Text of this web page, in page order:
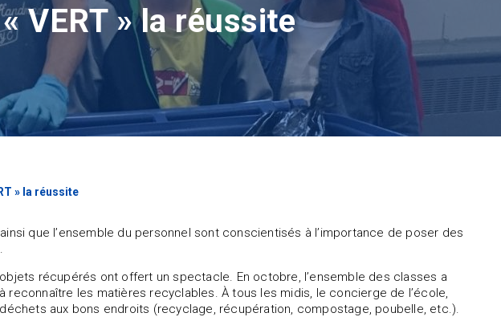
VERT » la réussite
» la réussite
que l’ensemble du personnel sont conscientisés à l’importance de poser des
récupérés ont offert un spectacle. En octobre, l’ensemble des classes a
reconnaître les matières recyclables. À tous les midis, le concierge de l’école,
aux bons endroits (recyclage, récupération, compostage, poubelle, etc.).